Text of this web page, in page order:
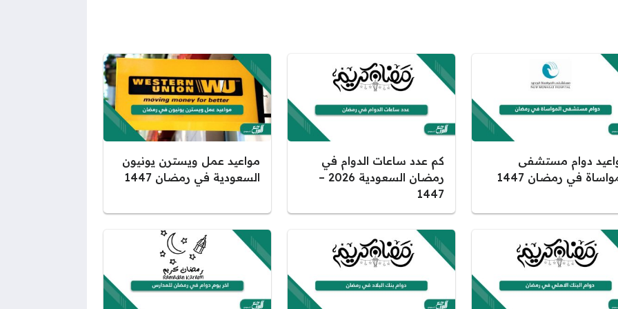
دوام مستشفى
في رمضان 1447
كم عدد ساعات الدوام في
رمضان السعودية 2026 –
1447
مواعيد عمل ويسترن يونيون
السعودية في رمضان 1447